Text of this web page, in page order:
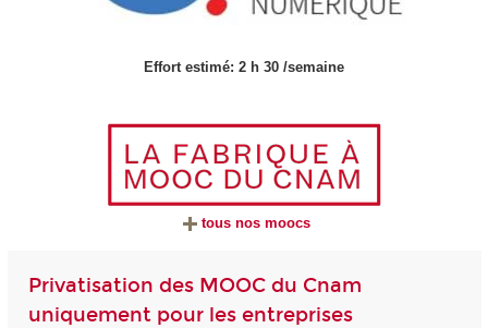
Effort estimé: 2 h 30 /semaine
tous nos moocs
Privatisation des MOOC du Cnam
uniquement pour les entreprises